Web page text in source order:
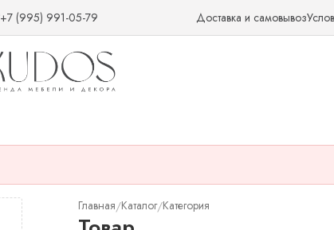
+7 (995) 991-05-79 Доставка и самовывоз
Главная/Каталог/Категория